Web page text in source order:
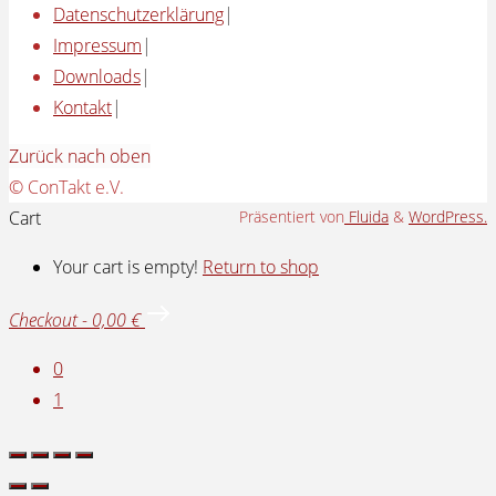
Datenschutzerklärung|
Impressum |
Downloads|
Kontakt|
Zurück nach oben
© ConTakt e.V.
Präsentiert von Fluida & WordPress.
Cart
Your cart is empty! Return to shop
Checkout- 0,00 €
0
1